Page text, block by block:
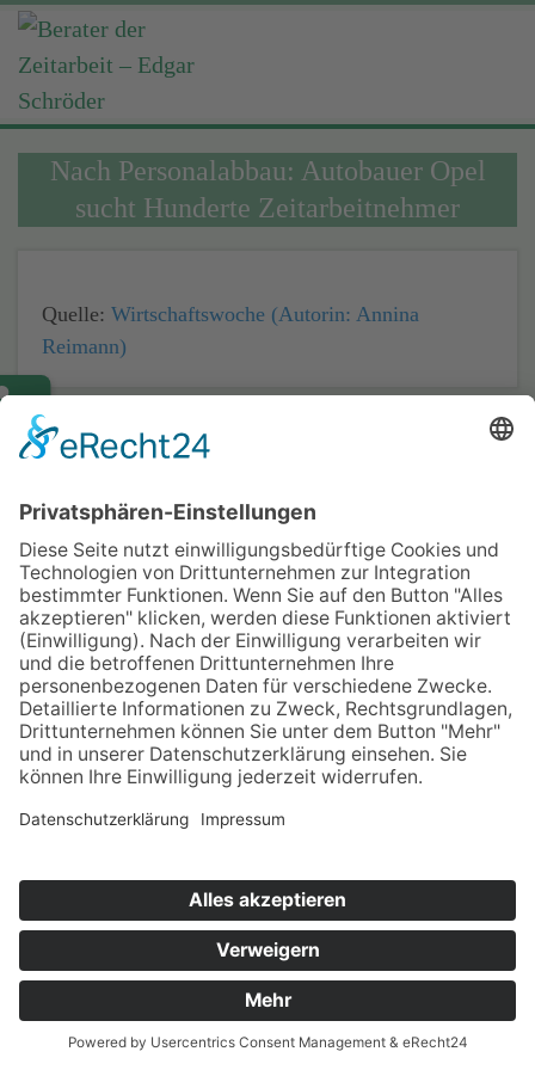
Nach Personalabbau: Autobauer Opel
sucht Hunderte Zeitarbeitnehmer
Quelle: Wirtschaftswoche (Autorin: Annina
Reimann)
Impressum
Datenschutz
Kontakt & Anfahrt
© 2025 Unternehmens­beratung für Personal­
dienstleister | Aktenprüfung & Revision,
Beratung, Controlling | Berater der Zeitarbeit –